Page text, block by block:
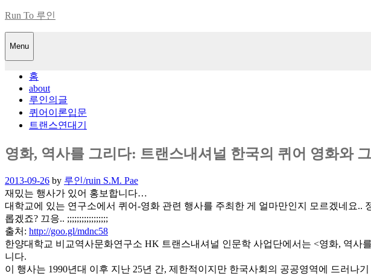
Skip
content
Run To 루인
Menu
홈
about
루인의글
퀴어이론입문
트랜스연대기
영화, 역사를 그리다: 트랜스내셔널 한국의 퀴어 영화와
Posted
on
2013-09-26 by 루인/ruin S.M. Pae
재밌는 행사가 있어 홍보합니다…
대학교에 있는 연구소에서 퀴어-영화 관련 행사를 주최한 게 얼마만인지 모르겠네요
롭겠죠? 끄응.. ;;;;;;;;;;;;;;;;;
출처: http://goo.gl/mdnc58
한양대학교 비교역사문화연구소 HK 트랜스내셔널 인문학 사업단에서는 <영화, 역
니다.
이 행사는 1990년대 이후 지난 25년 간, 제한적이지만 한국사회의 공공영역에 드러